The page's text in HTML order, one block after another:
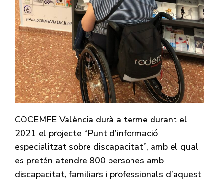
COCEMFE València durà a terme durant el
2021 el projecte “Punt d’informació
especialitzat sobre discapacitat”, amb el qual
es pretén atendre 800 persones amb
discapacitat, familiars i professionals d’aquest